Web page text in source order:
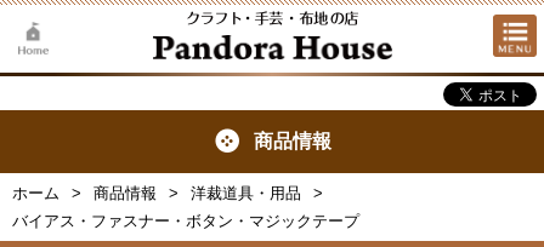
商品情報
ホーム 商品情報
洋裁道具・用品
バイアス・ファスナー・ボタン・マジックテープ